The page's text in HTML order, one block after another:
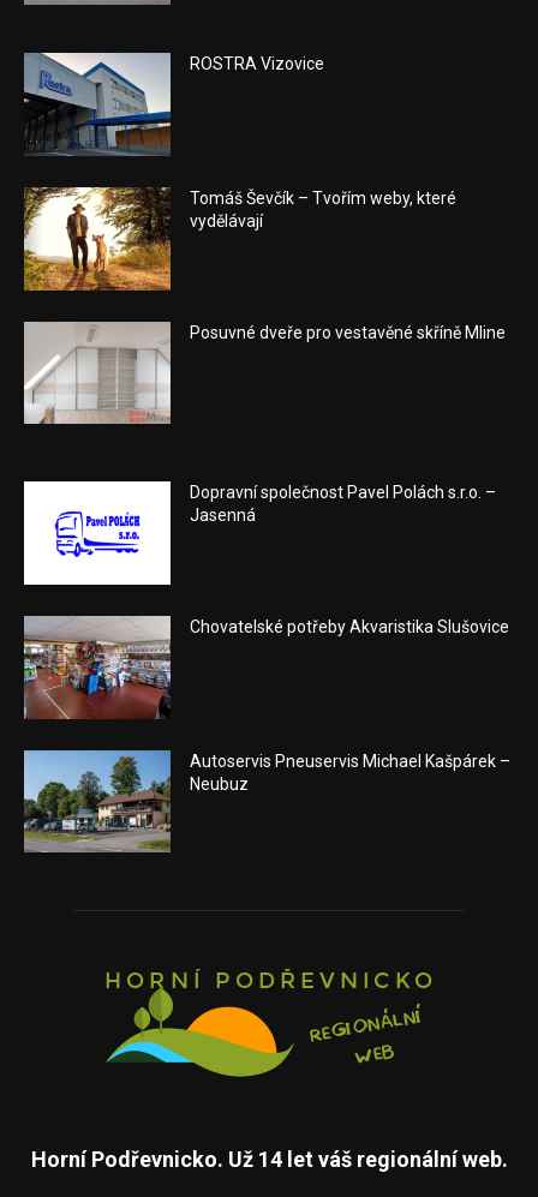
ROSTRA Vizovice
Tomáš Ševčík – Tvořím weby, které
vydělávají
Posuvné dveře pro vestavěné skříně Mline
Dopravní společnost Pavel Polách s.r.o. –
Jasenná
Chovatelské potřeby Akvaristika Slušovice
Autoservis Pneuservis Michael Kašpárek –
Neubuz
Horní Podřevnicko. Už 14 let váš regionální web.